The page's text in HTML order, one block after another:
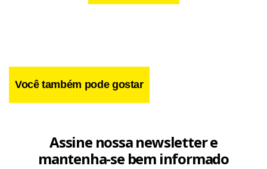
Em diversos casos, as intervenções são concluídas antes do
Você também pode gostar
Assine nossa newsletter e
mantenha-se bem informado